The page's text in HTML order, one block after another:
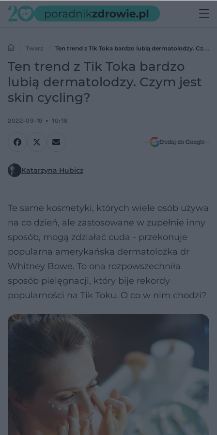
Twarz
Ten trend z Tik Toka bardzo lubią dermatolodzy. Czym
jest skin cycling?
Ten trend z Tik Toka bardzo
lubią dermatolodzy. Czym jest
skin cycling?
2022-09-19 10:18
Dodaj do Google
Katarzyna Hubicz
Te same kosmetyki, których wiele osób używa
na co dzień, ale zastosowane w zupełnie inny
sposób, mogą zdziałać cuda - przekonuje
popularna amerykańska dermatolożka dr
Whitney Bowe. To ona rozpowszechniła
sposób pielęgnacji, który bije rekordy
popularności na Tik Toku. O co w nim chodzi?